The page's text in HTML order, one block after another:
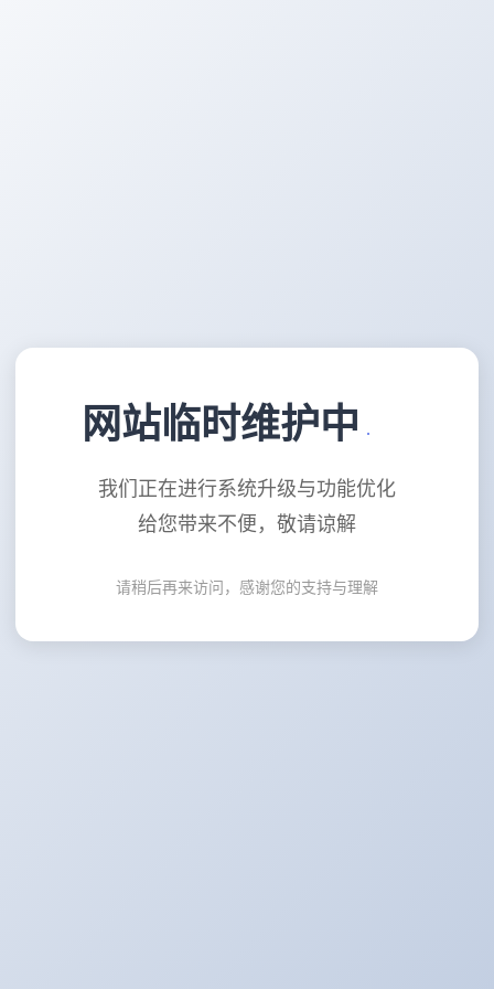
网站临时维护中
我们正在进行系统升级与功能优化
给您带来不便，敬请谅解
请稍后再来访问，感谢您的支持与理解